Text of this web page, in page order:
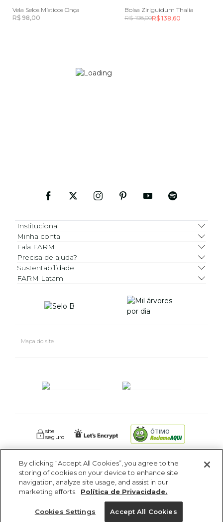
Vela Selos Místicos Onça
R$ 98,00
Bolsa Ziriguidum Thalia
R$ 198,00R$ 138,60
Institucional
Minha conta
Fala FARM
Precisa de ajuda?
Sustentabilidade
FARM Latam
FARM RIO CIDADE MARAVILHOSA INDUSTRIA E COMERCIO DE
ROUPAS SA. - Av Coronel Phidias Tavora 360, Blc 1 Armazém 1 -
Pavuna - Rio de Janeiro - RJ - CEP: 21535-510. CNPJ: 09.611.669/0005-18
Mapa do site
site
seguro
ÓTIMO
By clicking “Accept All Cookies”, you agree to the
storing of cookies on your device to enhance site
navigation, analyze site usage, and assist in our
marketing efforts.
Política de Privacidade.
Cookies Settings Accept All Cookies